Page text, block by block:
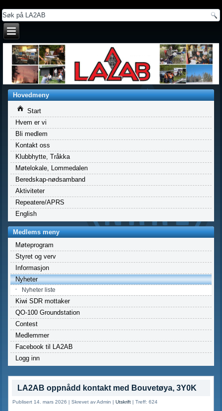
Hovedmeny
Start
Hvem er vi
Bli medlem
Kontakt oss
Klubbhytte, Tråkka
Møtelokale, Lommedalen
Beredskap-nødsamband
Aktiviteter
Repeatere/APRS
English
Medlems meny
Møteprogram
Styret og verv
Informasjon
Nyheter
Nyheter liste
Kiwi SDR mottaker
QO-100 Groundstation
Contest
Medlemmer
Facebook til LA2AB
Logg inn
LA2AB oppnådd kontakt med Bouvetøya, 3Y0K
Publisert 14. mars 2026 |Skrevet av Admin |Utskrift |Treff: 624